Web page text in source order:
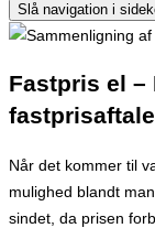
Slå navigation i
Fastpris el –
fastprisaftale
Når det kommer til
mulighed blandt
sindet, da prisen